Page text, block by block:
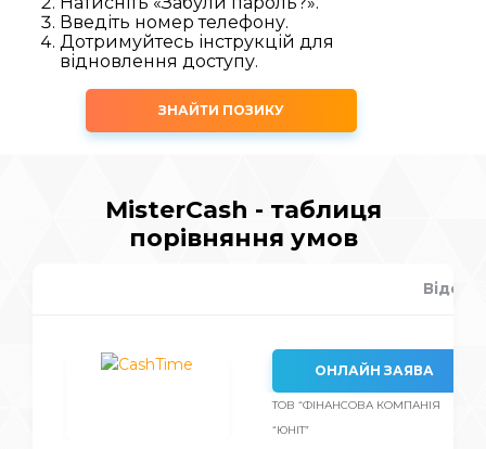
Введіть номер телефону.
Дотримуйтесь інструкцій для
відновлення доступу.
ЗНАЙТИ ПОЗИКУ
MisterCash - таблиця
порівняння умов
ОНЛАЙН ЗАЯВА
ТОВ “ФІНАНСОВА КОМПАНІЯ
“ЮНІТ”